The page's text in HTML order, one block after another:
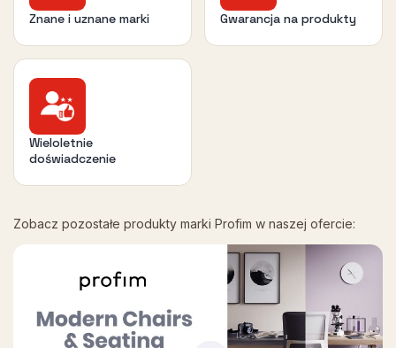
Znane i uznane marki Gwarancja na produkty
Wieloletnie
doświadczenie
Zobacz pozostałe produkty marki Profim w naszej ofercie: